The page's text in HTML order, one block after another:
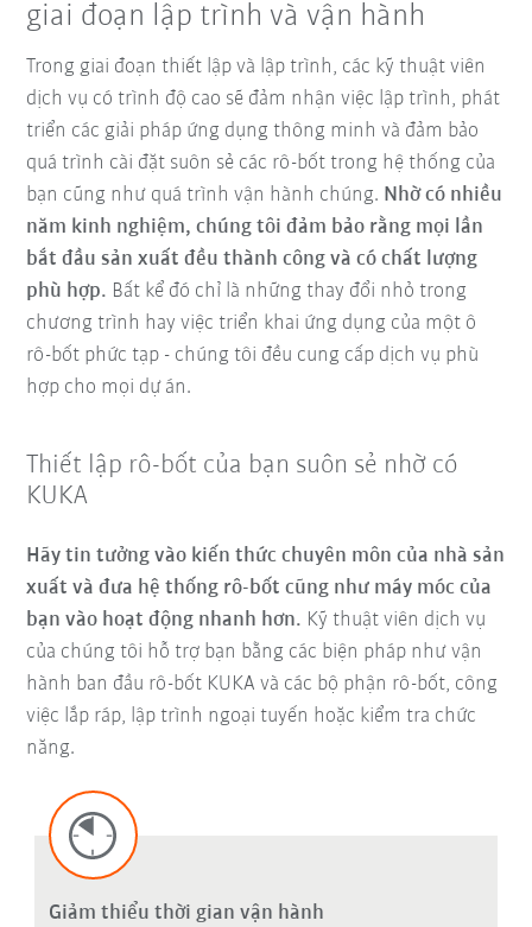
giai đoạn lập trình và vận hành
Trong giai đoạn thiết lập và lập trình, các kỹ thuật viên
dịch vụ có trình độ cao sẽ đảm nhận việc lập trình, phát
triển các giải pháp ứng dụng thông minh và đảm bảo
quá trình cài đặt suôn sẻ các rô-bốt trong hệ thống của
bạn cũng như quá trình vận hành chúng. Nhờ có nhiều
năm kinh nghiệm, chúng tôi đảm bảo rằng mọi lần
bắt đầu sản xuất đều thành công và có chất lượng
phù hợp. Bất kể đó chỉ là những thay đổi nhỏ trong
chương trình hay việc triển khai ứng dụng của một ô
rô-bốt phức tạp - chúng tôi đều cung cấp dịch vụ phù
hợp cho mọi dự án.
Thiết lập rô-bốt của bạn suôn sẻ nhờ có
KUKA
Hãy tin tưởng vào kiến thức chuyên môn của nhà sản
xuất và đưa hệ thống rô-bốt cũng như máy móc của
bạn vào hoạt động nhanh hơn. Kỹ thuật viên dịch vụ
của chúng tôi hỗ trợ bạn bằng các biện pháp như vận
hành ban đầu rô-bốt KUKA và các bộ phận rô-bốt, công
việc lắp ráp, lập trình ngoại tuyến hoặc kiểm tra chức
năng.
Giảm thiểu thời gian vận hành